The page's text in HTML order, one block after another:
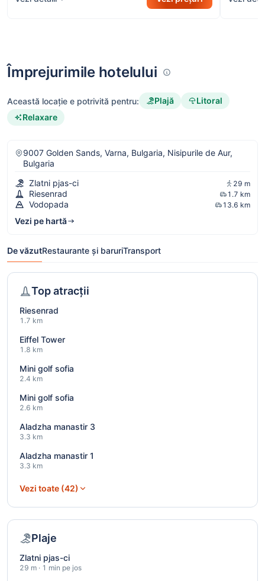
Împrejurimile hotelului
Această locație e potrivită pentru: Plajă
Litoral
Relaxare
9007 Golden Sands, Varna, Bulgaria, Nisipurile de Aur,
Bulgaria
Zlatni pjas-ci
29 m
Riesenrad 1.7 km
Vodopada 13.6 km
Vezi pe hartă
De văzutRestaurante și baruriTransport
Top atracții
Riesenrad
1.7 km
Eiffel Tower
1.8 km
Mini golf sofia
2.4 km
Mini golf sofia
2.6 km
Aladzha manastir 3
3.3 km
Aladzha manastir 1
3.3 km
Vezi toate (42)
Plaje
Zlatni pjas-ci
29 m · 1 min pe jos